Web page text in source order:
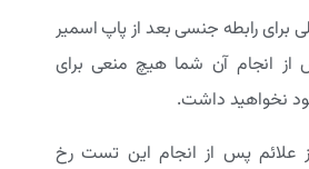
برای رابطه جنسی بعد از پاپ اسمیر
از انجام آن شما هیچ منعی برای
نخواهید داشت.
علائم پس از انجام این تست رخ